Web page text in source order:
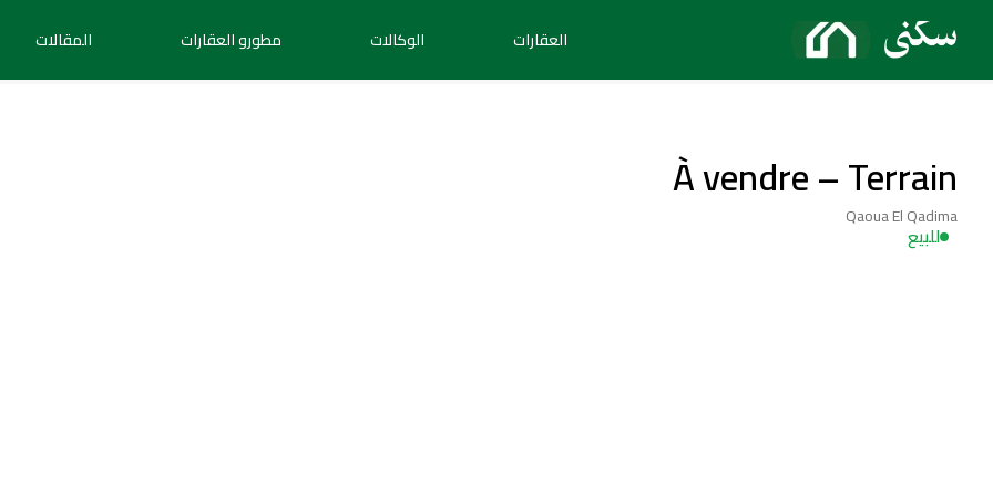
العقارات الوكالات مطورو العقارات المقالات
À vendre – Terrain
Qaoua El Qadima
للبيع